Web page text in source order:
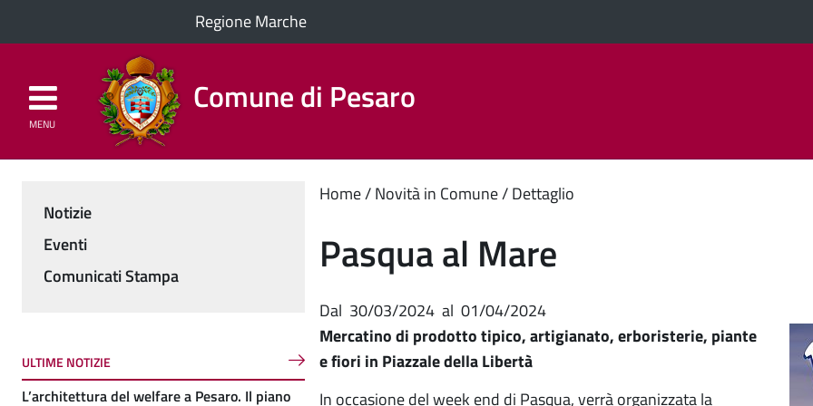
Regione Marche
Comune di Pesaro
MENU
Aree Tematiche
Contenuto
principale
Home Novità in Comune Dettaglio
Pasqua al Mare
Dal 30/03/2024 al 01/04/2024
Mercatino di prodotto tipico, artigianato, erboristerie, piante
e fiori in Piazzale della Libertà
In occasione del week end di Pasqua, verrà organizzata la
Menu
Notizie
Eventi
Comunicati Stampa
ULTIME NOTIZIE
L’architettura del welfare a Pesaro. Il piano